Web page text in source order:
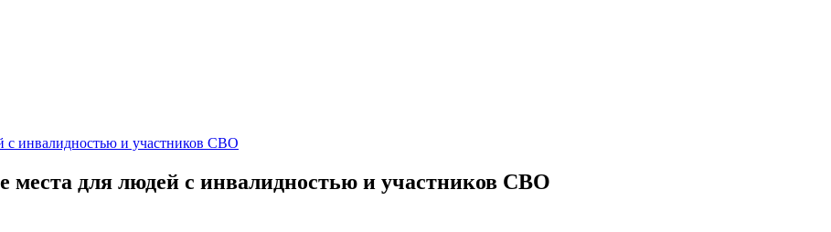
с инвалидностью и участников СВО
места для людей с инвалидностью и участников СВО